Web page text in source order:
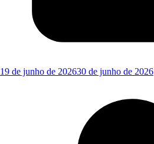
19 de junho de 202630 de junho de 2026